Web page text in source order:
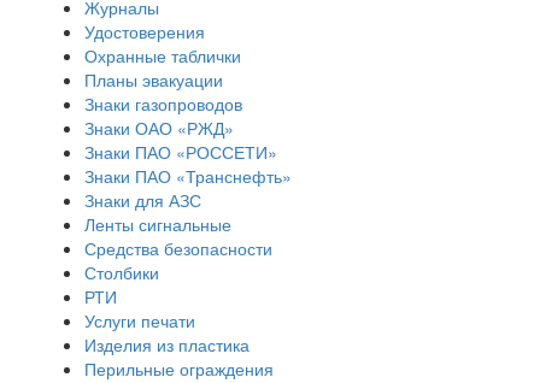
Журналы
Удостоверения
Охранные таблички
Планы эвакуации
Знаки газопроводов
Знаки ОАО «РЖД»
Знаки ПАО «РОССЕТИ»
Знаки ПАО «Транснефть»
Знаки для АЗС
Ленты сигнальные
Средства безопасности
Столбики
РТИ
Услуги печати
Изделия из пластика
Перильные ограждения